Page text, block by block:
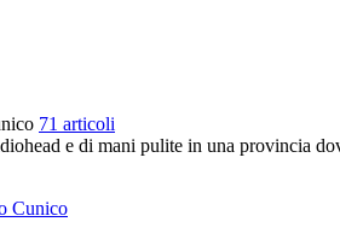
71 articoli
e di mani pulite in una provincia
Cunico